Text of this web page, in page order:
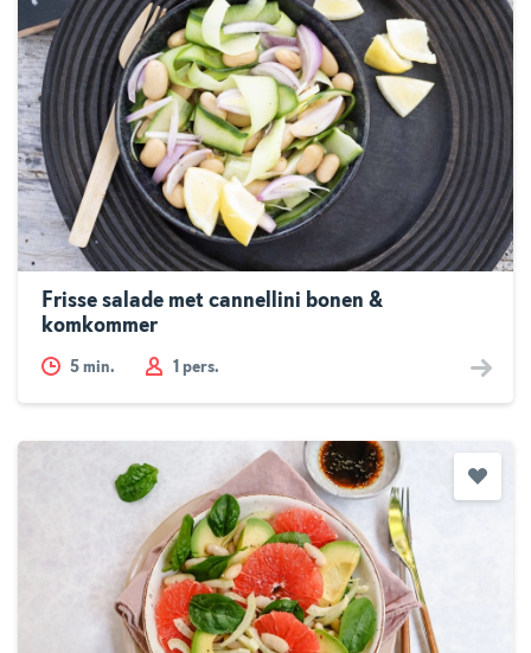
Frisse salade met cannellini bonen &
komkommer
5 min. 1 pers.